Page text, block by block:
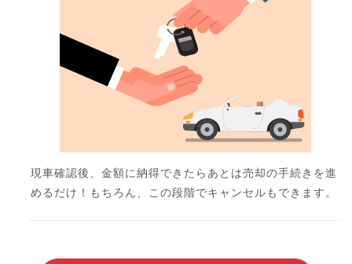
現車確認後、金額に納得できたらあとは売却の手続きを進
めるだけ！もちろん、この段階でキャンセルもできます。